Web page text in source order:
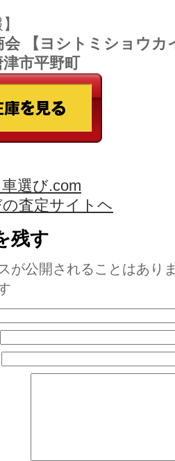
】
会 【ヨシトミショウ
市平野町
選び.com
査定サイトヘ
残す
が公開されることはあり